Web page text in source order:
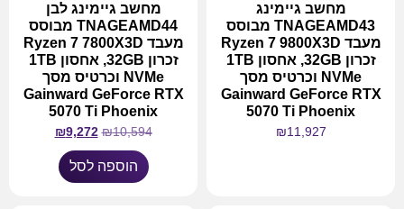
מחשב גיימינג
TNAGEAMD43 מבוסס
מעבד Ryzen 7 9800X3D
זכרון 32GB, אחסון 1TB
NVMe וכרטיס מסך
Gainward GeForce RTX
5070 Ti Phoenix
₪11,927
מחשב גיימינג לבן
TNAGEAMD44 מבוסס
מעבד Ryzen 7 7800X3D
זכרון 32GB, אחסון 1TB
NVMe וכרטיס מסך
Gainward GeForce RTX
5070 Ti Phoenix
₪10,594
₪9,272
הוספה לסל